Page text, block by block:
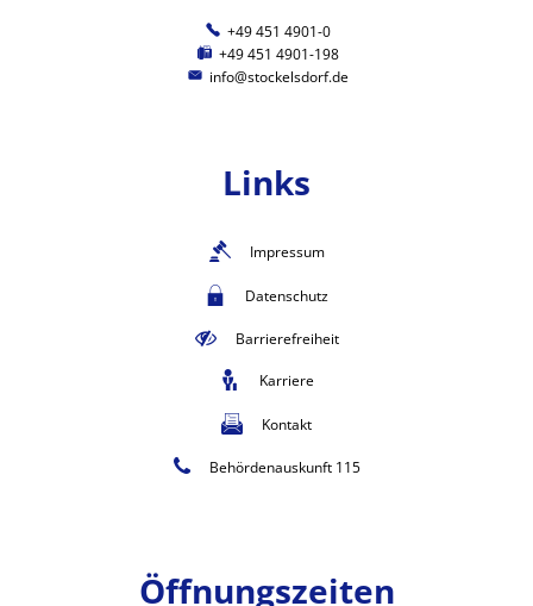
+49 451 4901-0
+49 451 4901-198
info@stockelsdorf.de
Links
Impressum
Datenschutz
Barrierefreiheit
Karriere
Kontakt
Behördenauskunft 115
Öffnungszeiten